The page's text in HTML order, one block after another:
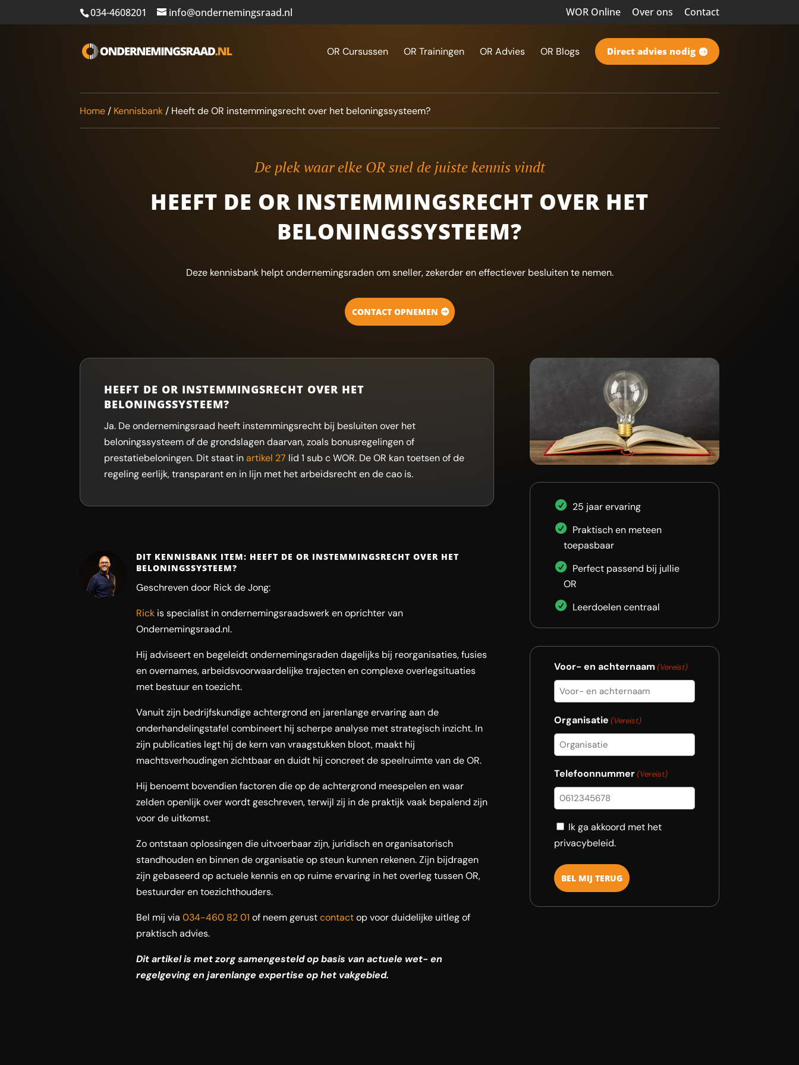
034-4608201 info@ondernemingsraad.nl WOR Online Over ons Contact
OR Cursussen OR Trainingen OR Advies OR Blogs Direct advies nodig
Home / Kennisbank / Heeft de OR instemmingsrecht over het beloningssysteem?
De plek waar elke OR snel de juiste kennis vindt
HEEFT DE OR INSTEMMINGSRECHT OVER HET
BELONINGSSYSTEEM?
Deze kennisbank helpt ondernemingsraden om sneller, zekerder en effectiever besluiten te nemen.
CONTACT OPNEMEN
HEEFT DE OR INSTEMMINGSRECHT OVER HET
BELONINGSSYSTEEM?
Ja. De ondernemingsraad heeft instemmingsrecht bij besluiten over het
beloningssysteem of de grondslagen daarvan, zoals bonusregelingen of
prestatiebeloningen. Dit staat inartikel 27 lid 1 sub c WOR. De OR kan toetsen of de
regeling eerlijk, transparant en in lijn met het arbeidsrecht en de cao is.
DIT KENNISBANK ITEM: HEEFT DE OR INSTEMMINGSRECHT OVER HET
BELONINGSSYSTEEM?
Geschreven door Rick de Jong:
Rick is specialist in ondernemingsraadswerk en oprichter van
Ondernemingsraad.nl.
Hij adviseert en begeleidt ondernemingsraden dagelijks bij reorganisaties, fusies
en overnames, arbeidsvoorwaardelijke trajecten en complexe overlegsituaties
met bestuur en toezicht.
Vanuit zijn bedrijfskundige achtergrond en jarenlange ervaring aan de
onderhandelingstafel combineert hij scherpe analyse met strategisch inzicht. In
zijn publicaties legt hij de kern van vraagstukken bloot, maakt hij
machtsverhoudingen zichtbaar en duidt hij concreet de speelruimte van de OR.
Hij benoemt bovendien factoren die op de achtergrond meespelen en waar
zelden openlijk over wordt geschreven, terwijl zij in de praktijk vaak bepalend zijn
voor de uitkomst.
Zo ontstaan oplossingen die uitvoerbaar zijn, juridisch en organisatorisch
standhouden en binnen de organisatie op steun kunnen rekenen. Zijn bijdragen
zijn gebaseerd op actuele kennis en op ruime ervaring in het overleg tussen OR,
bestuurder en toezichthouders.
Bel mij via034-460 82 01 of neem gerustcontactop voor duidelijke uitleg of
praktisch advies.
Dit artikel is met zorg samengesteld op basis van actuele wet- en
regelgeving en jarenlange expertise op het vakgebied.
25 jaar ervaring
Praktisch en meteen
toepasbaar
Perfect passend bij jullie
OR
Leerdoelen centraal
Voor- en achternaam (Vereist)
Organisatie (Vereist)
Telefoonnummer (Vereist)
Consent
Ik ga akkoord met het
privacybeleid.